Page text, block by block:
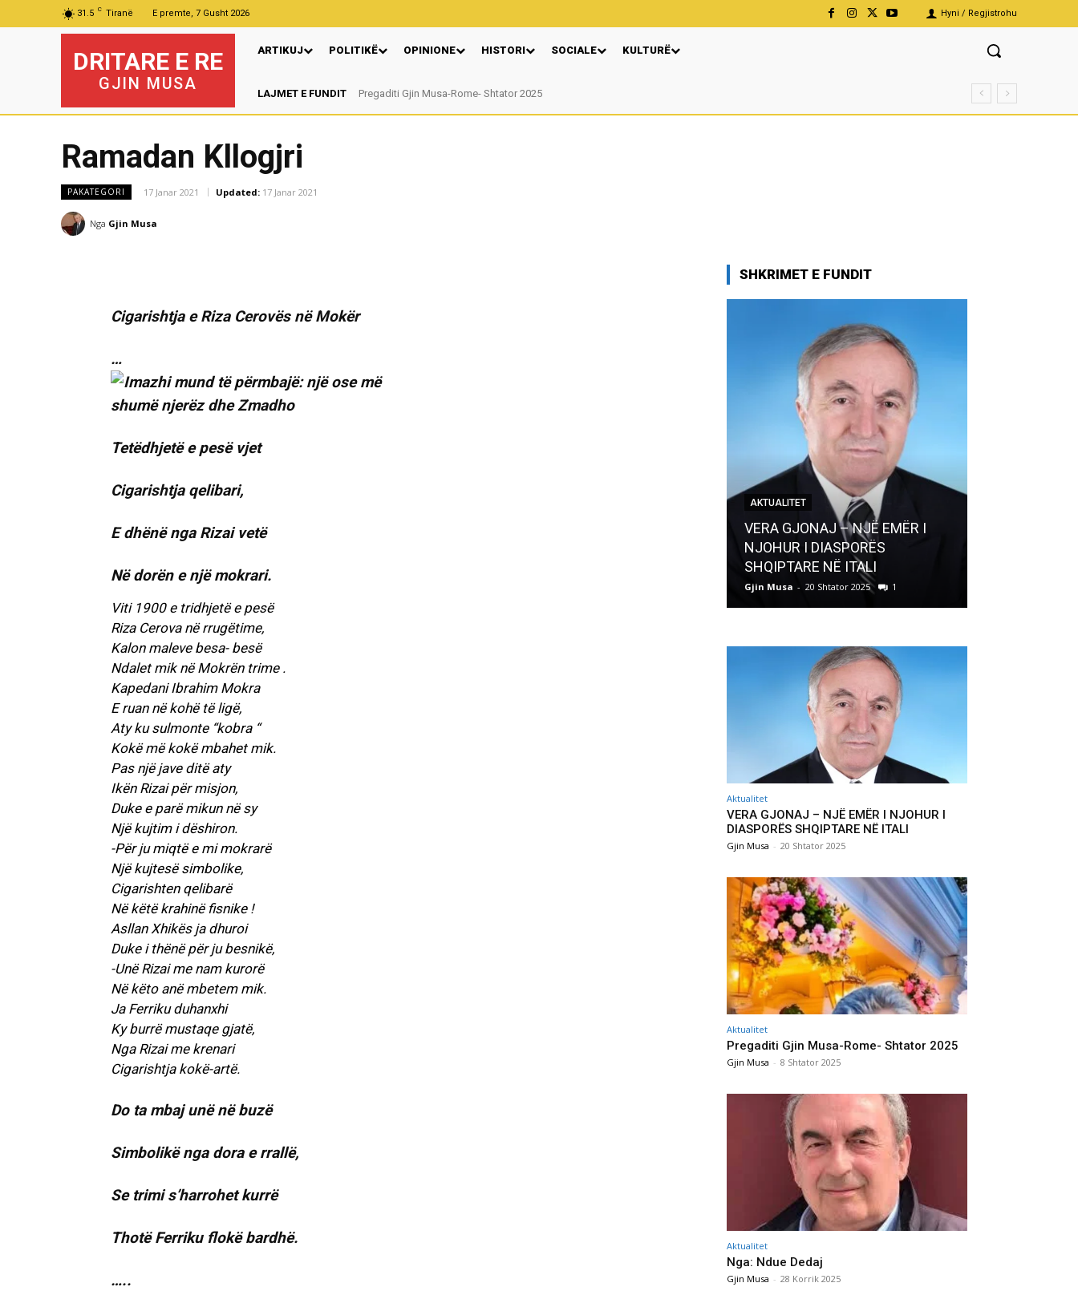
31.5 C Tiranë E premte, 7 Gusht 2026 Hyni / Regjistrohu
DRITARE E RE
GJIN MUSA
ARTIKUJ POLITIKË OPINIONE HISTORI SOCIALE KULTURË
LAJMET E FUNDIT Pregaditi Gjin Musa-Rome- Shtator 2025
Nga: Ndue Dedaj
Ramadan Kllogjri
PAKATEGORI 17 Janar 2021 Updated: 17 Janar 2021
Nga Gjin Musa
Cigarishtja e Riza Cerovës në Mokër
…
Tetëdhjetë e pesë vjet
Cigarishtja qelibari,
E dhënë nga Rizai vetë
Në dorën e një mokrari.
Viti 1900 e tridhjetë e pesë
Riza Cerova në rrugëtime,
Kalon maleve besa- besë
Ndalet mik në Mokrën trime .
Kapedani Ibrahim Mokra
E ruan në kohë të ligë,
Aty ku sulmonte “kobra “
Kokë më kokë mbahet mik.
Pas një jave ditë aty
Ikën Rizai për misjon,
Duke e parë mikun në sy
Një kujtim i dëshiron.
-Për ju miqtë e mi mokrarë
Një kujtesë simbolike,
Cigarishten qelibarë
Në këtë krahinë fisnike !
Asllan Xhikës ja dhuroi
Duke i thënë për ju besnikë,
-Unë Rizai me nam kurorë
Në këto anë mbetem mik.
Ja Ferriku duhanxhi
Ky burrë mustaqe gjatë,
Nga Rizai me krenari
Cigarishtja kokë-artë.
Do ta mbaj unë në buzë
Simbolikë nga dora e rrallë,
Se trimi s’harrohet kurrë
Thotë Ferriku flokë bardhë.
…..
SHKRIMET E FUNDIT
AKTUALITET
VERA GJONAJ – NJË EMËR I
NJOHUR I DIASPORËS
SHQIPTARE NË ITALI
Gjin Musa - 20 Shtator 2025 1
Aktualitet
VERA GJONAJ – NJË EMËR I NJOHUR I
DIASPORËS SHQIPTARE NË ITALI
Gjin Musa - 20 Shtator 2025
Aktualitet
Pregaditi Gjin Musa-Rome- Shtator 2025
Gjin Musa - 8 Shtator 2025
Aktualitet
Nga: Ndue Dedaj
Gjin Musa - 28 Korrik 2025